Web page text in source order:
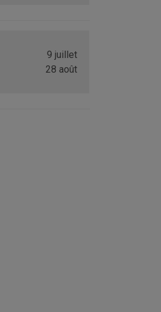
9 juillet
28 août